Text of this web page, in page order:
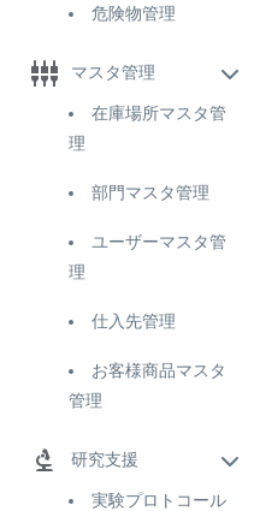
危険物管理
マスタ管理
在庫場所マスタ管
理
部門マスタ管理
ユーザーマスタ管
理
仕入先管理
お客様商品マスタ
管理
研究支援
実験プロトコール